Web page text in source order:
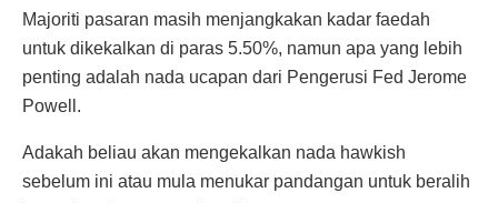
Majoriti pasaran masih menjangkakan kadar faedah
untuk dikekalkan di paras 5.50%, namun apa yang lebih
penting adalah nada ucapan dari Pengerusi Fed Jerome
Powell.
Adakah beliau akan mengekalkan nada hawkish
sebelum ini atau mula menukar pandangan untuk beralih